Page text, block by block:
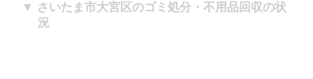
さいたま市大宮区のゴミ処分・不用品回収の状
況